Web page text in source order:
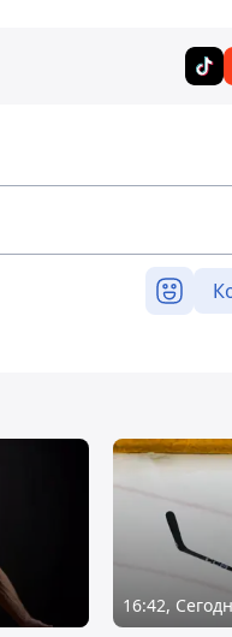
16:42,